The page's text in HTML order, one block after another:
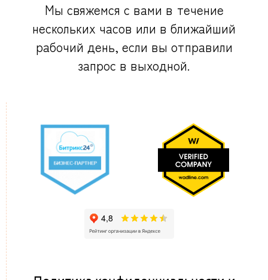
Мы свяжемся с вами в течение
нескольких часов или в ближайший
рабочий день, если вы отправили
запрос в выходной.